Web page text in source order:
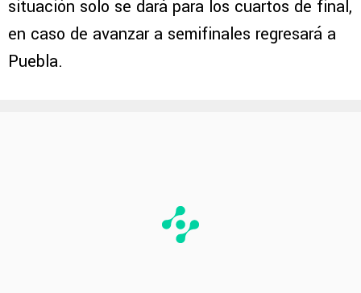
situación solo se dará para los cuartos de final,
en caso de avanzar a semifinales regresará a
Puebla.